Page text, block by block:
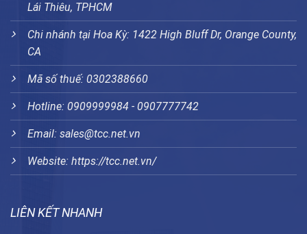
Lái Thiêu, TPHCM
Chi nhánh tại Hoa Kỳ: 1422 High Bluff Dr, Orange County,
CA
Mã số thuế: 0302388660
Hotline: 0909999984 - 0907777742
Email: sales@tcc.net.vn
Website: https://tcc.net.vn/
LIÊN KẾT NHANH